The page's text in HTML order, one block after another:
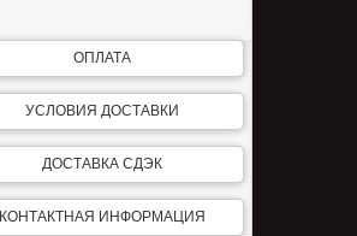
ОПЛАТА
УСЛОВИЯ ДОСТАВКИ
ДОСТАВКА СДЭК
КОНТАКТНАЯ ИНФОРМАЦИЯ